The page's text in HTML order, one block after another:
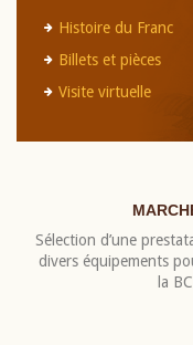
Histoire du Franc
Billets et pièces
Visite virtuelle
Sélection d’une
divers équipements
la